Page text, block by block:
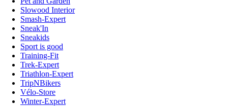
Slowood Interior
Smash-Expert
Sneak'In
Sneakids
Sport is good
Training-Fit
Trek-Expert
Triathlon-Expert
TripNBikers
Vélo-Store
Winter-Expert